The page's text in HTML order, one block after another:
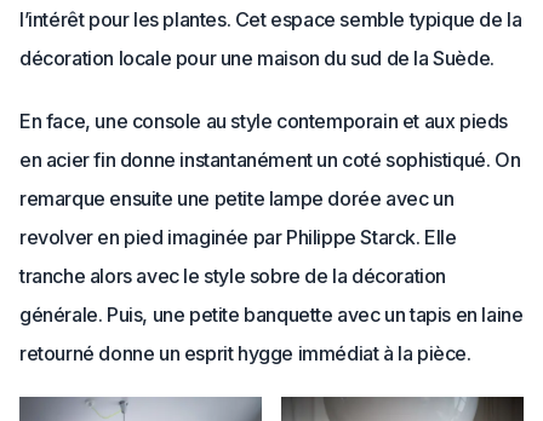
l’intérêt pour les plantes. Cet espace semble typique de la
décoration locale pour une maison du sud de la Suède.
En face, une console au style contemporain et aux pieds
en acier fin donne instantanément un coté sophistiqué. On
remarque ensuite une petite lampe dorée avec un
revolver en pied imaginée par Philippe Starck. Elle
tranche alors avec le style sobre de la décoration
générale. Puis, une petite banquette avec un tapis en laine
retourné donne un esprit hygge immédiat à la pièce.